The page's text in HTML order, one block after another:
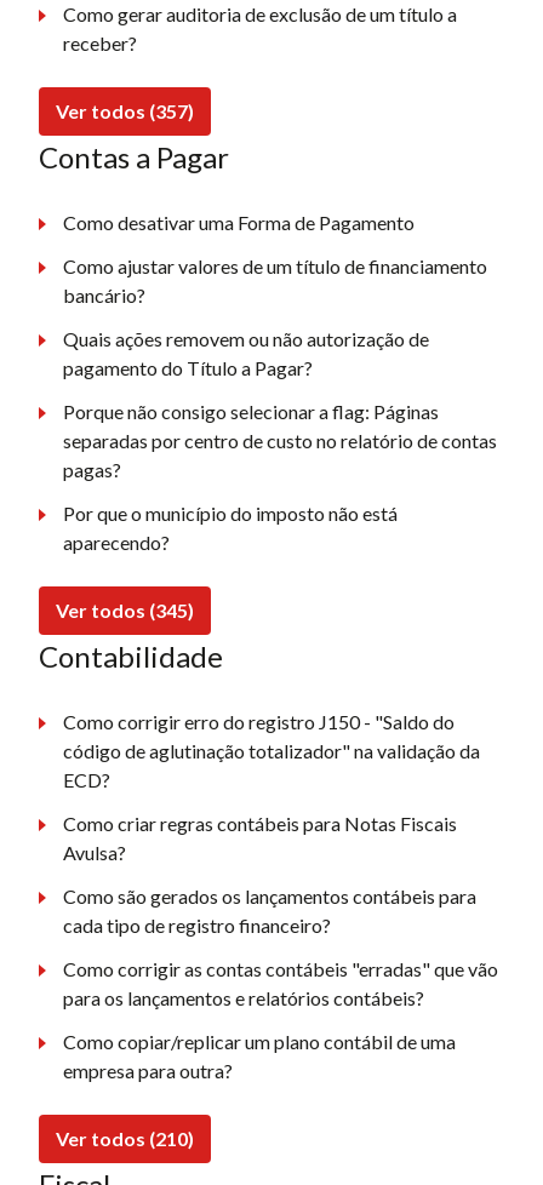
Como gerar auditoria de exclusão de um título a
receber?
Ver todos (357)
Contas a Pagar
Como desativar uma Forma de Pagamento
Como ajustar valores de um título de financiamento
bancário?
Quais ações removem ou não autorização de
pagamento do Título a Pagar?
Porque não consigo selecionar a flag: Páginas
separadas por centro de custo no relatório de contas
pagas?
Por que o município do imposto não está
aparecendo?
Ver todos (345)
Contabilidade
Como corrigir erro do registro J150 - "Saldo do
código de aglutinação totalizador" na validação da
ECD?
Como criar regras contábeis para Notas Fiscais
Avulsa?
Como são gerados os lançamentos contábeis para
cada tipo de registro financeiro?
Como corrigir as contas contábeis "erradas" que vão
para os lançamentos e relatórios contábeis?
Como copiar/replicar um plano contábil de uma
empresa para outra?
Ver todos (210)